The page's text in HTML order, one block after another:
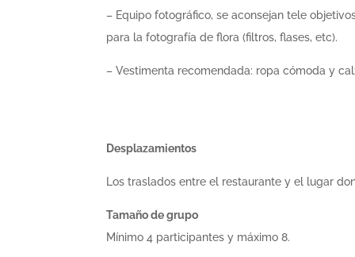
– Equipo fotográfico, se aconsejan tele
para la fotografía de flora (filtros, flases, etc).
– Vestimenta recomendada: ropa cómoda y
Desplazamientos
Los traslados entre el restaurante y el lugar
Tamaño de grupo
Mínimo 4 participantes y máximo 8.